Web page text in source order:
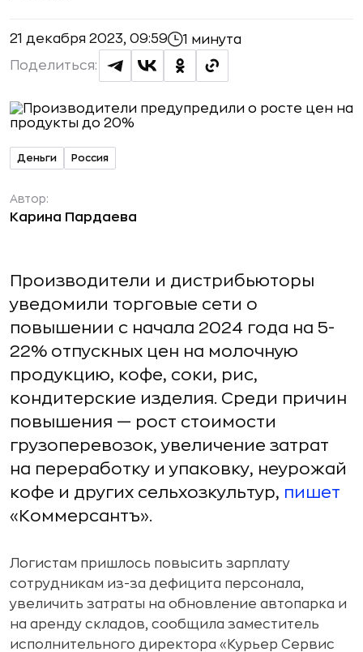
21 декабря 2023, 09:59 1 минута
Поделиться:
Деньги Россия
Автор:
Карина Пардаева
Производители и дистрибьюторы
уведомили торговые сети о
повышении с начала 2024 года на 5-
22% отпускных цен на молочную
продукцию, кофе, соки, рис,
кондитерские изделия. Среди причин
повышения — рост стоимости
грузоперевозок, увеличение затрат
на переработку и упаковку, неурожай
кофе и других сельхозкультур, пишет
«Коммерсантъ».
Логистам пришлось повысить зарплату
сотрудникам из-за дефицита персонала,
увеличить затраты на обновление автопарка и
на аренду складов, сообщила заместитель
исполнительного директора «Курьер Сервис